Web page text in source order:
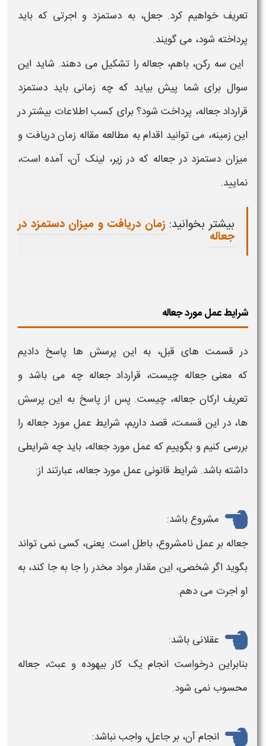
تعریف خواهیم کرد. جعل، به دستمزد و اجرتی که باید
پرداخته شود، می گویند.
این سه رکن، باهم، جعاله را تشکیل می دهند. شاید این
سوال برای شما پیش بیاید که چه زمانی باید دستمزد
قرارداد جعاله، پرداخت شود؟ برای کسب اطلاعات بیشتر در
این زمینه، می توانید اقدام به مطالعه مقاله زمان دریافت و
میزان دستمزد درجعاله که در زیر، لینک آن، آمده است،
نمایید.
بیشتر بخوانید: زمان دریافت و میزان دستمزد در
جعاله
شرایط عمل مورد جعاله
در قسمت های قبل، به این پرسش ها پاسخ دادیم
که معنی جعاله چیست، قرارداد جعاله چه می باشد و
تعریف ارکان جعاله، چیست. پس از پاسخ به این پرسش
ها، در این قسمت، قصد داریم، شرایط عمل مورد جعاله را
بررسی کنیم و بگوییم که عمل موردجعاله، باید چه شرایطی
داشته باشد. شرایط قانونی عمل مورد جعاله، عبارتند از:
مشروع باشد:
جعاله بر عمل نامشروع، باطل است. یعنی، کسی نمی تواند
بگوید اگر شخصی، این مقدار مواد مخدر را جا به جا کند، به
او اجرت می دهم.
عقلانی باشد:
بنابراین درخواست انجام یک کار بیهوده و عبث، جعاله
محسوب نمی شود.
انجام آن، بر جاعل، واجب نباشد: